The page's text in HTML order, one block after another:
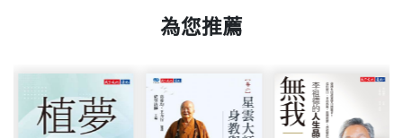
數學與電子作家與版稅
——塞萬提斯吃什麼
在春節前最後的一個星期天，楊振寧教授、元方及我
亞大學科學碩士，英國劍橋大學哲學博士。
曾任美國普林斯頓大學副研究員，休士頓大學教授，
香港中文大學講座教授，波士頓大學研究教授；現任
出版社 天下文化
為您推薦